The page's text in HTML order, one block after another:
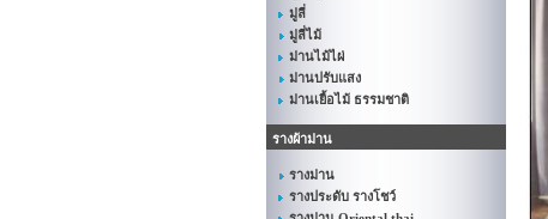
มู่ลี่
มู่ลี่ไม้
ม่านไม้ไผ่
ม่านปรับแสง
ม่านเยื้อไม้ ธรรมชาติ
รางผ้าม่าน
รางม่าน
รางประดับ รางโชว์